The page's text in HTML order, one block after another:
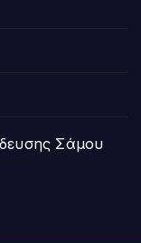
Σάμου